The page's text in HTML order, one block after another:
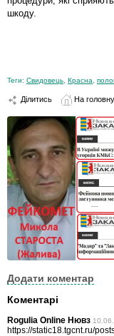
шкоду.
Теги: Свидовець, Красна,
Ділитись На головну
Додати коментар
Коментарі
Rogulia Online Нювз
https://static18.tgcnt.ru/